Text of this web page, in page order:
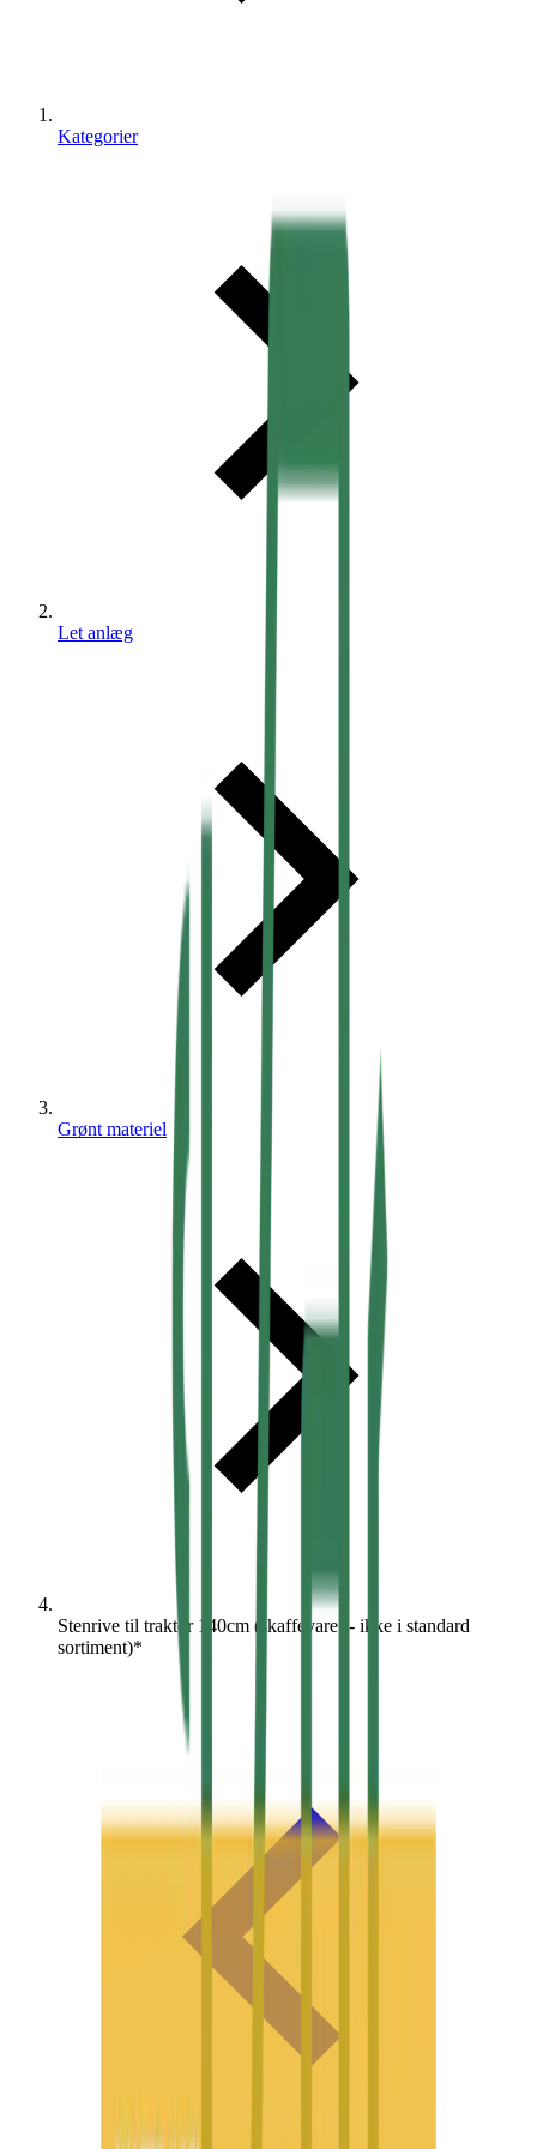
Kategorier
Let anlæg
Grønt materiel
Stenrive til traktor 140cm (skaffevare! - ikke i standard
sortiment)*